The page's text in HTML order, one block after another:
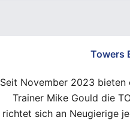
Towers
Seit November 2023 bieten
Trainer Mike Gould die
richtet sich an Neugierige